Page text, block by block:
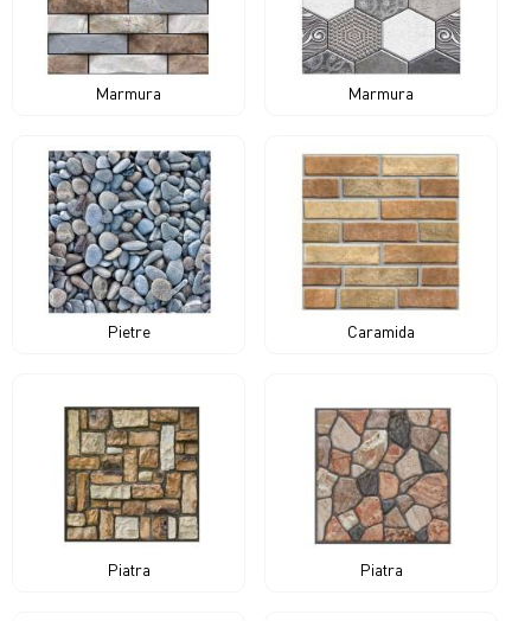
Marmura Marmura
Pietre Caramida
Piatra Piatra